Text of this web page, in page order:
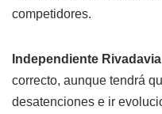
competidores.
Independiente Rivadavia
correcto, aunque tendrá
desatenciones e ir